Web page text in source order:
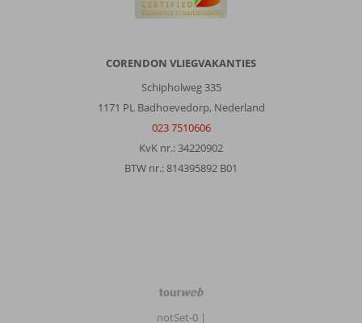
CORENDON VLIEGVAKANTIES
Schipholweg 335
1171 PL Badhoevedorp, Nederland
023 7510606
KvK nr.: 34220902
BTW nr.: 814395892 B01
TourWeb
©
notSet-0 |